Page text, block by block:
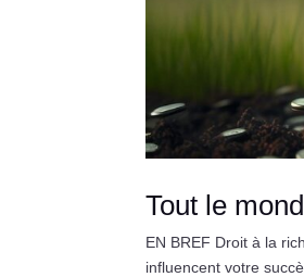
Tout le
EN BREF Droit à la
influencent votre